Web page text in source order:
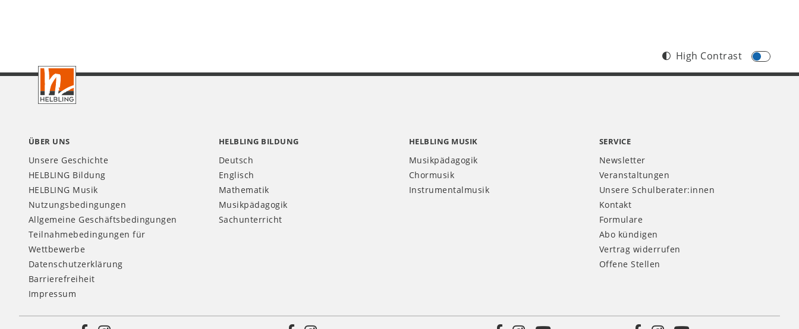
Footer
High Contrast
ÜBER UNS
Unsere Geschichte
HELBLING Bildung
HELBLING Musik
Nutzungsbedingungen
Allgemeine Geschäftsbedingungen
Teilnahmebedingungen für
Wettbewerbe
Datenschutzerklärung
Barrierefreiheit
Impressum
HELBLING BILDUNG
Deutsch
Englisch
Mathematik
Musikpädagogik
Sachunterricht
HELBLING MUSIK
Musikpädagogik
Chormusik
Instrumentalmusik
SERVICE
Newsletter
Veranstaltungen
Unsere Schulberater:innen
Kontakt
Formulare
Abo kündigen
Vertrag widerrufen
Offene Stellen